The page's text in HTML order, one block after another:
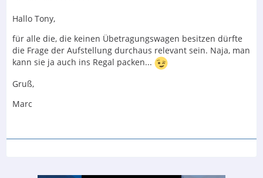
Hallo Tony,
für alle die, die keinen Übetragungswagen besitzen dürfte
die Frage der Aufstellung durchaus relevant sein. Naja, man
kann sie ja auch ins Regal packen...
Gruß,
Marc